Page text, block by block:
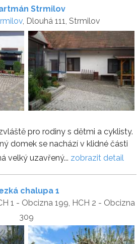
Strmilov
, Dlouhá 111, Strmilov
pro rodiny s dětmi a cyklisty.
domek se nachází v klidné části
velký uzavřený... zobrazit detail
chalupa 1
1 - Obcizna 199, HCH 2 - Obcizna
309